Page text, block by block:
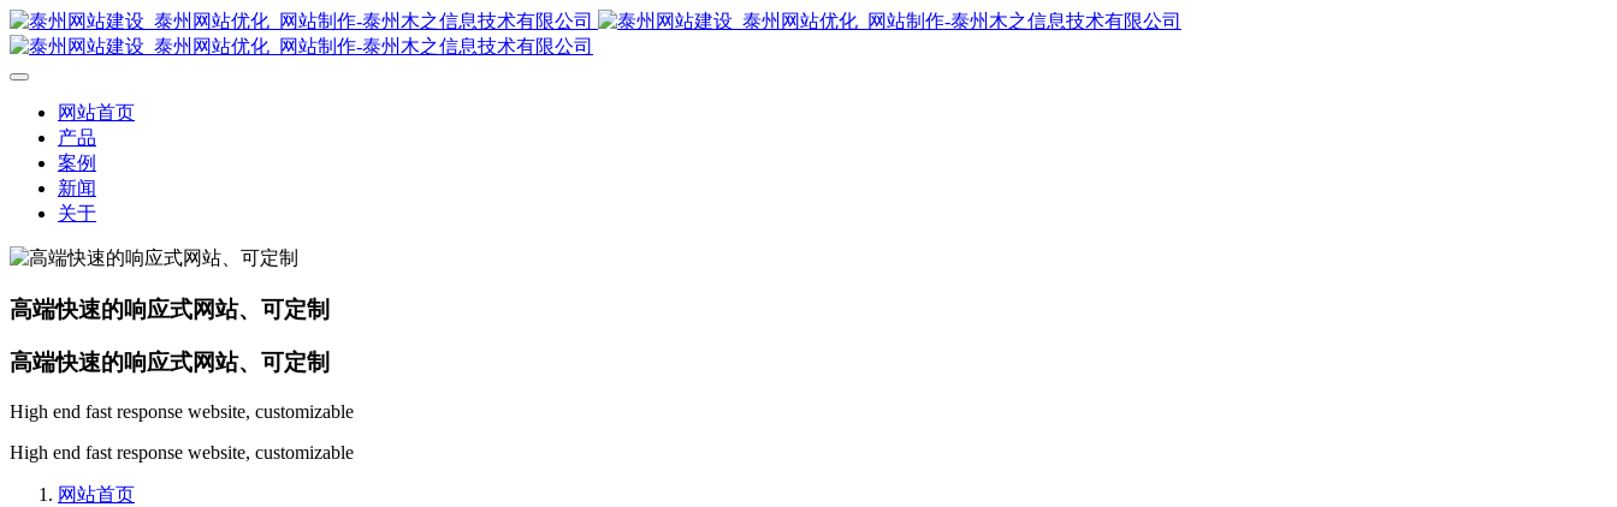
网站首页
产品
案例
新闻
关于
高端快速的响应式网站、可定制
高端快速的响应式网站、可定制
High end fast response website, customizable
High end fast response website, customizable
网站首页